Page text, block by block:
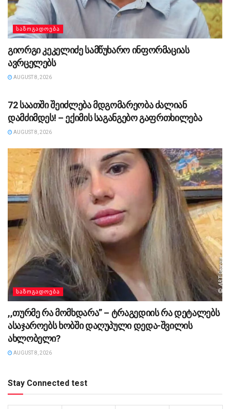
ᲡᲐᲖᲝᲒᲐᲓᲝᲔᲑᲐ
გიორგი კეკელიძე სამწუხარო ინფორმაციას
ავრცელებს
AUGUST 8, 2026
72 საათში შეიძლება მდგომარეობა ძალიან
დამძიმდეს! – ექიმის საგანგებო გაფრთხილება
AUGUST 8, 2026
ᲡᲐᲖᲝᲒᲐᲓᲝᲔᲑᲐ
,,თურმე რა მომხდარა” – ტრაგედიის რა დეტალებს
ასაჯაროებს ხობში დაღუპული დედა-შვილის
ახლობელი?
AUGUST 8, 2026
Stay Connected test